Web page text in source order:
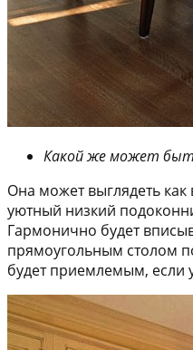
Какой же может
Она может выглядеть как
уютный низкий
Гармонично будет
прямоугольным столом
будет приемлемым, если